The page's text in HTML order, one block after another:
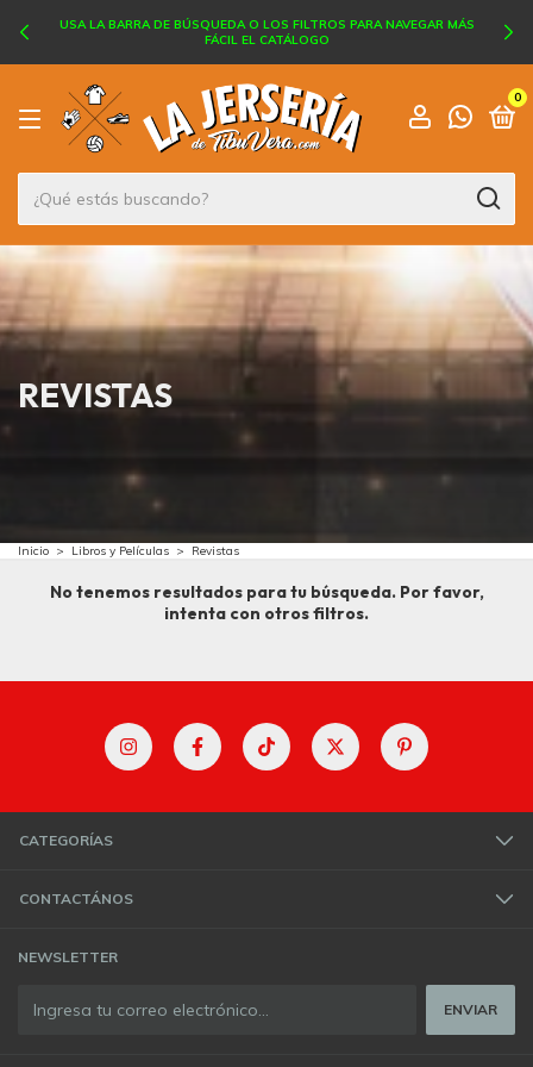
USA LA BARRA DE BÚSQUEDA O LOS FILTROS PARA NAVEGAR MÁS
FÁCIL EL CATÁLOGO
0
REVISTAS
Inicio > Libros y Películas > Revistas
No tenemos resultados para tu búsqueda. Por favor,
intenta con otros filtros.
CATEGORÍAS
CONTACTÁNOS
NEWSLETTER